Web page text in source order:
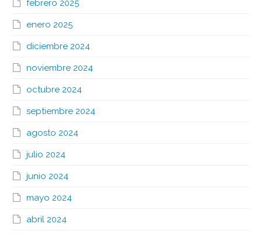
febrero 2025
enero 2025
diciembre 2024
noviembre 2024
octubre 2024
septiembre 2024
agosto 2024
julio 2024
junio 2024
mayo 2024
abril 2024